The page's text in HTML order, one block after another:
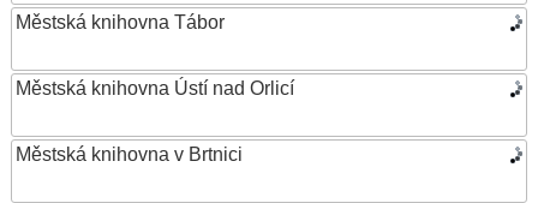
Městská knihovna Tábor
Městská knihovna Ústí nad Orlicí
Městská knihovna v Brtnici